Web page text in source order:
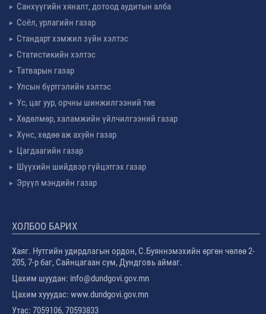
Санхүүгийн хяналт, дотоод аудитын алба
Соёл, урлагийн газар
Стандарт хэмжил зүйн хэлтэс
Статистикийн хэлтэс
Татварын газар
Улсын бүртгэлийн хэлтэс
Ус, цаг уур, орчны шинжилгээний төв
Хөдөлмөр, халамжийн үйлчилгээний газар
Хүнс, хөдөө аж ахуйн газар
Цагдаагийн газар
Шүүхийн шийдвэр гүйцэтгэх газар
Эрүүл мэндийн газар
ХОЛБОО БАРИХ
Хаяг. Нутгийн удирдлагын ордон, С.Буяннэмэхийн өргөн чөлөө 2-
205, 7-р баг, Сайнцагаан сум, Дундговь аймаг.
Цахим шуудан: info@dundgovi.gov.mn
Цахим хууудас: www.dundgovi.gov.mn
Утас: 7059106, 70593833